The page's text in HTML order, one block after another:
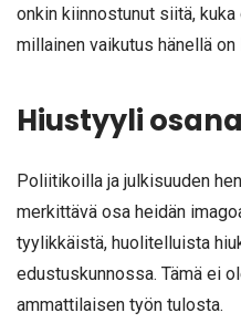
onkin kiinnostunut siitä, kuka
millainen vaikutus hänellä
Hiustyyli
Poliitikoilla ja julkisuuden
merkittävä osa heidän
tyylikkäistä, huolitelluista
edustuskunnossa. Tämä ei
ammattilaisen työn tulosta.